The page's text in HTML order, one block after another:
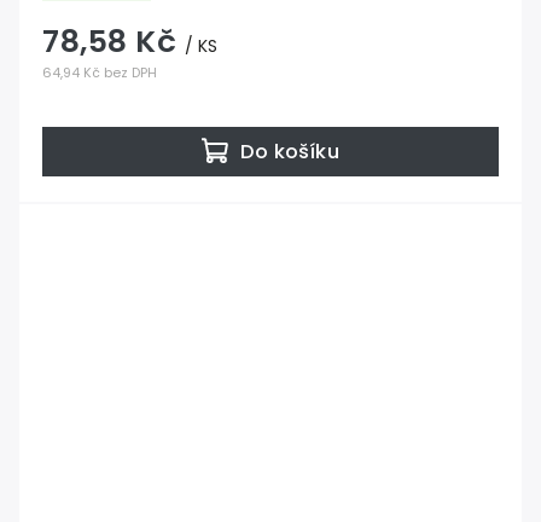
64,94 Kč bez DPH
78,58 Kč / KS
Do košíku